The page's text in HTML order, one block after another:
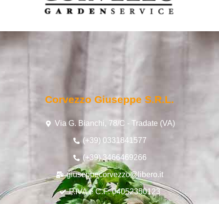
Corvezzo Giuseppe S.r.l.
Via G. Bianchi, 78/C - Tradate (VA)
(+39) 0331841577
(+39) 3466469266
giuseppecorvezzo@libero.it
P.IVA e C.F: 04052350123